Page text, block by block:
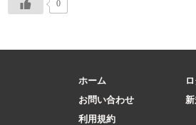
0
ホーム
お問い合わせ
利用規約